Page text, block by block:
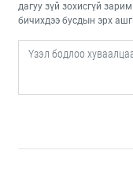
дагуу зүй зохисгүй
бичихдээ бусдын эрх